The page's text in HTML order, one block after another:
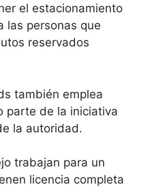
el estacionamiento
las personas que
reservados
también emplea
parte de la iniciativa
la autoridad.
trabajan para un
licencia completa